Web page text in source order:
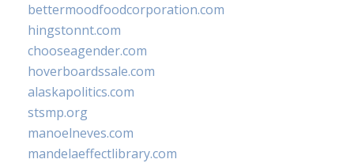
bettermoodfoodcorporation.com
hingstonnt.com
chooseagender.com
hoverboardssale.com
alaskapolitics.com
stsmp.org
manoelneves.com
mandelaeffectlibrary.com